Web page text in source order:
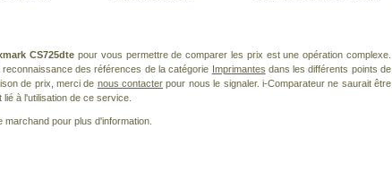
CS725dte pour vous permettre de comparer les prix est une opération complexe.
des références de la catégorie Imprimantes dans les différents points de
de prix, merci de nous contacter pour nous le signaler. i-Comparateur ne saurait être
à l'utilisation de ce service.
pour plus d'information.